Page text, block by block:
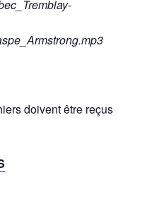
doivent être reçus